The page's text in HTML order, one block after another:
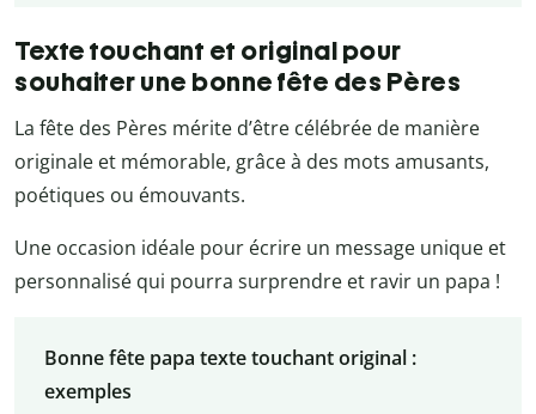
Texte touchant et original pour
souhaiter une bonne fête des Pères
La fête des Pères mérite d’être célébrée de manière
originale et mémorable, grâce à des mots amusants,
poétiques ou émouvants.
Une occasion idéale pour écrire un message unique et
personnalisé qui pourra surprendre et ravir un papa !
Bonne fête papa texte touchant original :
exemples